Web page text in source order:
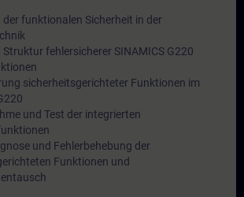
der funktionalen Sicherheit in der
fehlersicherer SINAMICS G220
sicherheitsgerichteter Funktionen im
und Test der integrierten
und Fehlerbehebung der
Funktionen und